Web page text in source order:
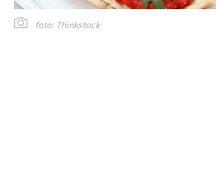
foto: Thinkstock